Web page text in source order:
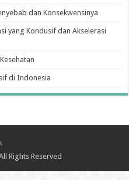
dan Konsekwensinya
yang Kondusif dan Akselerasi
di Indonesia
Rights Reserved